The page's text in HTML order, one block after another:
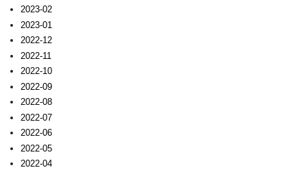
2023-02
2023-01
2022-12
2022-11
2022-10
2022-09
2022-08
2022-07
2022-06
2022-05
2022-04